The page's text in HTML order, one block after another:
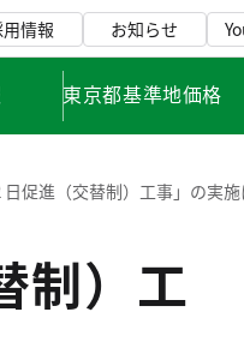
情報 お知らせ
東京都基準地価格
促進（交替制）工事」の実
制）工